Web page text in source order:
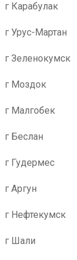
г Карабулак
г Урус-Мартан
г Зеленокумск
г Моздок
г Малгобек
г Беслан
г Гудермес
г Аргун
г Нефтекумск
г Шали